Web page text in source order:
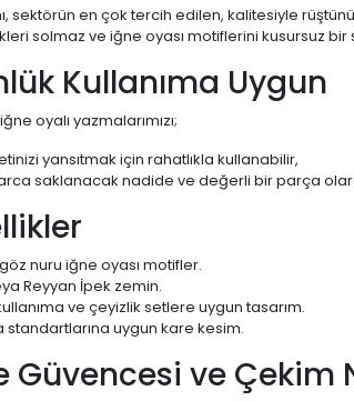
sektörün en çok tercih edilen, kalitesiyle
solmaz ve iğne oyası motiflerini kusursuz bir
Kullanıma Uygun
oyalı yazmalarımızı;
yansıtmak için rahatlıkla kullanabilir,
saklanacak nadide ve değerli bir parça
nuru iğne oyası motifler.
Reyyan İpek zemin.
ve çeyizlik setlere uygun tasarım.
uygun kare kesim.
Güvencesi ve Çekim